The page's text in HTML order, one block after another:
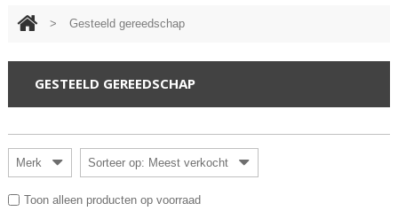
> Gesteeld gereedschap
GESTEELD GEREEDSCHAP
Merk Sorteer op: Meest verkocht
Toon alleen producten op voorraad